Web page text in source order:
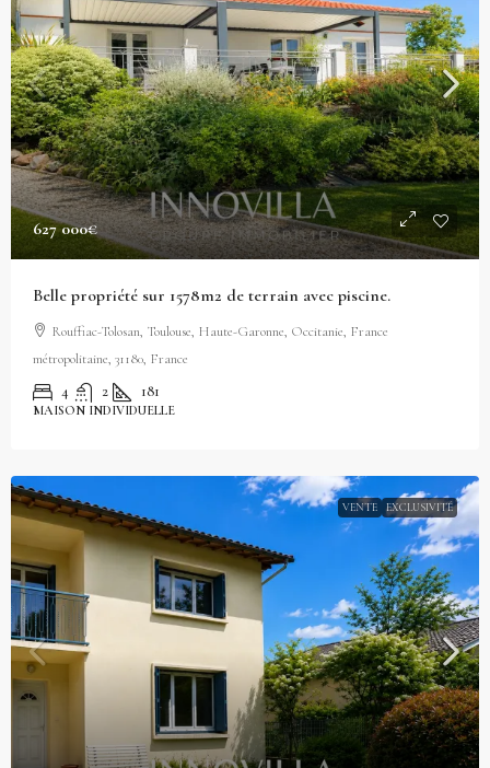
627 000€
Belle propriété sur 1578m2 de terrain avec piscine.
Rouffiac-Tolosan, Toulouse, Haute-Garonne, Occitanie, France
métropolitaine, 31180, France
4 2 181
MAISON INDIVIDUELLE
VENTE EXCLUSIVITÉ